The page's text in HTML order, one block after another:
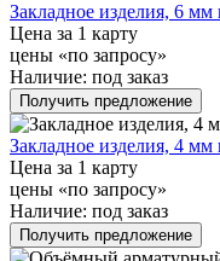
Закладное изделия, 6
Цена за 1 карту
цены «по запросу»
Наличие: под заказ
Получить предложение
Закладное изделия, 4
Цена за 1 карту
цены «по запросу»
Наличие: под заказ
Получить предложение